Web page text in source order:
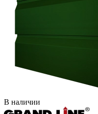
В наличии